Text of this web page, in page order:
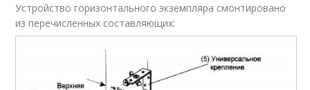
Устройство горизонтального экземпляра смонтировано
из перечисленных составляющих: